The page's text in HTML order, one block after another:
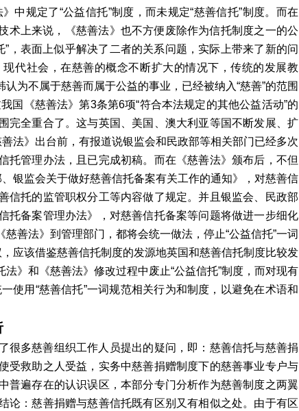
中规定了“公益信托”制度，而未规定“慈善信托”制度。而在
术上来说，《慈善法》也不方便废除作为信托制度之一的公
，表面上似乎解决了二者的关系问题，实际上带来了新的问
代社会，在慈善的概念不断扩大的情况下，传统的发展教
为不属于慈善而属于公益的事业，已经被纳入“慈善”的范围
国《慈善法》第3条第6项“符合本法规定的其他公益活动”的
完全重合了。这与英国、美国、澳大利亚等国不断发展、扩
法》出台前，有报道说银监会和民政部等相关部门已经多次
托管理办法，且已完成初稿。而在《慈善法》颁布后，不但
银监会关于做好慈善信托备案有关工作的通知》，对慈善信
信托的监管职权分工等内容做了规定。并且银监会、民政部
托备案管理办法》，对慈善信托备案等问题将做进一步细化
善法》到管理部门，都将会统一做法，停止“公益信托”一词
应该借鉴慈善信托制度的发源地英国和慈善信托制度比较发
》和《慈善法》修改过程中废止“公益信托”制度，而对现有
使用“慈善信托”一词规范相关行为和制度，以避免在术语和
多慈善组织工作人员提出的疑问，即：慈善信托与慈善捐
受救助之人受益，实务中慈善捐赠制度下的慈善事业专户与
普遍存在的认识误区，本部分专门分析作为慈善制度之两翼
论：慈善捐赠与慈善信托既有区别又有相似之处。由于有区